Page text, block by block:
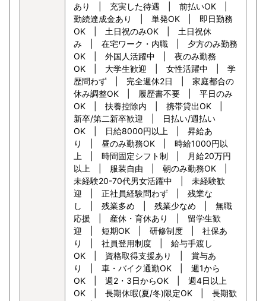
あり | 充実した待遇 | 前払いOK |
勤続達成金あり | 単発OK | 即日勤務
OK | 土日祝のみOK | 土日祝休
み | 在宅ワーク・内職 | 夕方のみ勤務
OK | 外国人活躍中 | 夜のみ勤務
OK | 大学生歓迎 | 女性活躍中 | 学
歴問わず | 完全週休2日 | 家庭都合の
休み調整OK | 履歴書不要 | 平日のみ
OK | 扶養控除内 | 携帯貸出OK |
新卒/第二新卒歓迎 | 日払い/週払い
OK | 日給8000円以上 | 昇給あ
り | 昼のみ勤務OK | 時給1000円以
上 | 時間固定シフト制 | 月給20万円
以上 | 服装自由 | 朝のみ勤務OK |
未経験20-70代男女活躍中 | 未経験歓
迎 | 正社員経験問わず | 残業な
し | 残業多め | 残業少なめ | 無職
応援 | 産休・育休あり | 留学生歓
迎 | 短期OK | 研修制度 | 社保あ
り | 社員登用制度 | 給与手渡し
OK | 資格取得支援あり | 賞与あ
り | 車・バイク通勤OK | 週1から
OK | 週2・3日からOK | 週4日以上
OK | 長期休暇(夏/冬)限定OK | 長期歓